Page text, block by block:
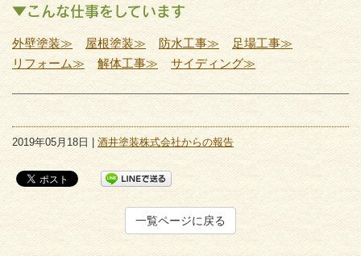
▼こんな仕事をしています
外壁塗装≫ 屋根塗装≫ 防水工事≫
足場工事≫
リフォーム≫
解体工事≫ サイディング≫
2019年05月18日 | 酒井塗装株式会社からの報告
一覧ページに戻る